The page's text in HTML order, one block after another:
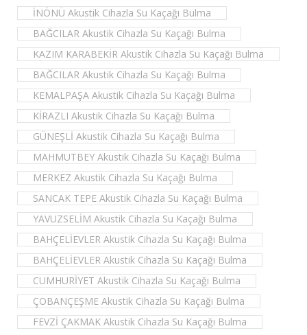
İNÖNÜ Akustik Cihazla Su Kaçağı Bulma
BAĞCILAR Akustik Cihazla Su Kaçağı Bulma
KAZIM KARABEKİR Akustik Cihazla Su Kaçağı Bulma
BAĞCILAR Akustik Cihazla Su Kaçağı Bulma
KEMALPAŞA Akustik Cihazla Su Kaçağı Bulma
KİRAZLI Akustik Cihazla Su Kaçağı Bulma
GÜNEŞLİ Akustik Cihazla Su Kaçağı Bulma
MAHMUTBEY Akustik Cihazla Su Kaçağı Bulma
MERKEZ Akustik Cihazla Su Kaçağı Bulma
SANCAK TEPE Akustik Cihazla Su Kaçağı Bulma
YAVUZSELİM Akustik Cihazla Su Kaçağı Bulma
BAHÇELİEVLER Akustik Cihazla Su Kaçağı Bulma
BAHÇELİEVLER Akustik Cihazla Su Kaçağı Bulma
CUMHURİYET Akustik Cihazla Su Kaçağı Bulma
ÇOBANÇEŞME Akustik Cihazla Su Kaçağı Bulma
FEVZİ ÇAKMAK Akustik Cihazla Su Kaçağı Bulma